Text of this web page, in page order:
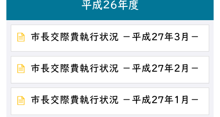
平成26年度
市長交際費執行状況 －平成27年3月－
市長交際費執行状況 －平成27年2月－
市長交際費執行状況 －平成27年1月－